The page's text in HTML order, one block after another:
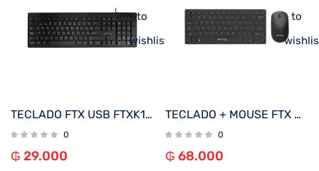
to
wishlist
TECLADO FTX USB FTXK100E NUMERICO/INGLES/NEGRO
0
₲ 29.000
to
TECLADO + MOUSE FTX WIRELESS FTXGK03 ESP/NEGRO
0
₲ 68.000